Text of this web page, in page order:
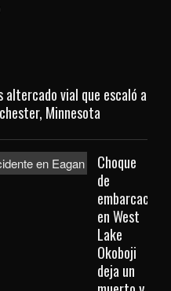
altercado vial que escaló a
Minnesota
Choque
de
en West
Lake
Okoboji
deja un